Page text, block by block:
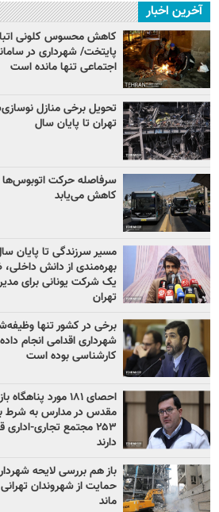
آخرین اخبار
کاهش محسوس کلونی
پایتخت/ شهرداری در
اجتماعی تنها مانده است
تهران تا پایان سال
کاهش می‌یابد
بهره‌مندی از دانش
یک شرکت یونانی برای
تهران
برخی در کشور تنها
شهرداری اقدامی انجام
کارشناسی بوده است
احصای ۱۸۱ مورد
مقدس در مدارس به شرط
۲۵۳ مجتمع تجاری-
دارند
باز هم بررسی لایحه
حمایت از شهروندان
ماند